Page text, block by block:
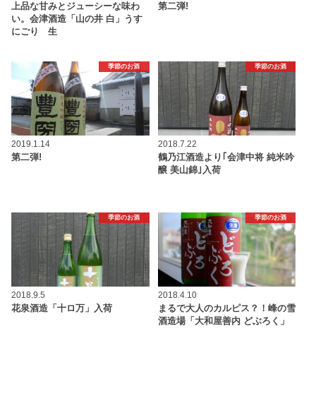
上品な甘みとジューシーな味わ
い。会津酒造「山の井 白」うす
にごり 生
第二弾!
季節のお酒
2019.1.14
第二弾!
季節のお酒
2018.7.22
鶴乃江酒造より｢会津中将 純米吟
醸 美山錦｣入荷
季節のお酒
2018.9.5
花泉酒造「十ロ万」入荷
季節のお酒
2018.4.10
まるで大人のカルピス？！峰の雪
酒造場「大和屋善内 どぶろく」